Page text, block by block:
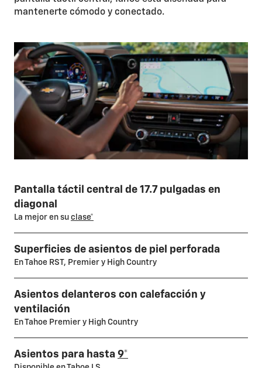
mantenerte cómodo y conectado.
Pantalla táctil central de 17.7 pulgadas en
diagonal
La mejor en su clase*
Superficies de asientos de piel perforada
En Tahoe RST, Premier y High Country
Asientos delanteros con calefacción y
ventilación
En Tahoe Premier y High Country
Asientos para hasta 9*